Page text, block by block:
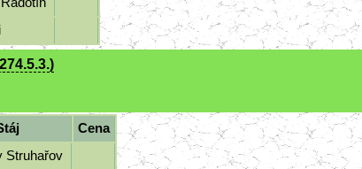
Cena
Struhařov